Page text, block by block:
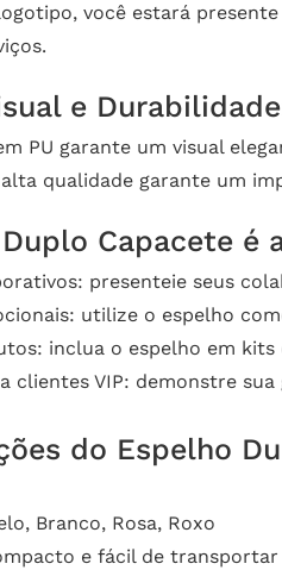
você estará
e
PU garante um visual
qualidade garante um
Capacete é
presenteie seus
utilize o espelho
inclua o espelho em
clientes VIP: demonstre
do Espelho
Branco, Rosa, Roxo
e fácil de transportar